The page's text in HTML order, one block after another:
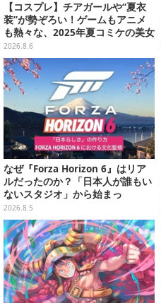
【コスプレ】チアガールや“夏衣
装”が勢ぞろい！ゲームもアニメ
も熱々な、2025年夏コミケの美女
レイヤーをプレイバック
2026.8.6
なぜ『Forza Horizon 6』はリア
ルだったのか？「日本人が誰もい
ないスタジオ」から始まっ
た、“生活感のある日本"の作り方
【CEDEC2026】
2026.8.5